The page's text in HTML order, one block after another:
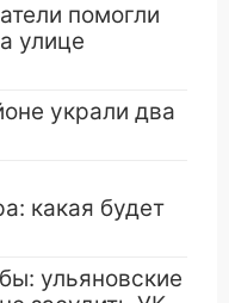
помогли
улице
украли два
какая будет
ульяновские